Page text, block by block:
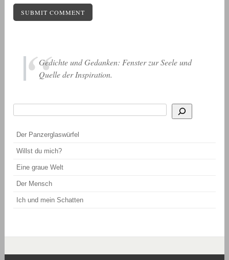
Gedichte und Gedanken: Fenster zur Seele und
Quelle der Inspiration.
Der Panzerglaswürfel
Willst du mich?
Eine graue Welt
Der Mensch
Ich und mein Schatten